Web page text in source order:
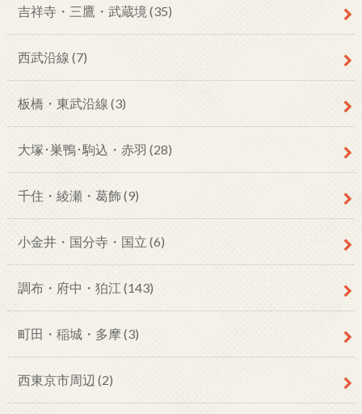
吉祥寺・三鷹・武蔵境 (35)
西武沿線 (7)
板橋・東武沿線 (3)
大塚･巣鴨･駒込・赤羽 (28)
千住・綾瀬・葛飾(9)
小金井・国分寺・国立 (6)
調布・府中・狛江 (143)
町田・稲城・多摩(3)
西東京市周辺 (2)